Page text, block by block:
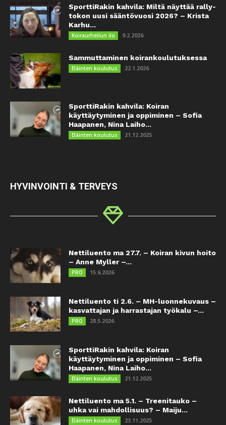
SporttiRakin kahvila: Miltä näyttää rally-
tokon uusi sääntövuosi 2026? – Krista
Karhu...
Koiraurheilun ilo 9.2.2026
Sammuttaminen koirankoulutuksessa
Eläinten koulutus 22.1.2026
SporttiRakin kahvila: Koiran
käyttäytyminen ja oppiminen – Sofia
Haapanen, Nina Laiho...
Eläinten koulutus 21.12.2025
HYVINVOINTI & TERVEYS
Nettiluento ma 27.7. – Koiran kivun hoito
– Anne Myller –...
PRO 15.6.2026
Nettiluento ti 2.6. – MH-luonnekuvaus –
kasvattajan ja harrastajan työkalu –...
PRO 28.5.2026
SporttiRakin kahvila: Koiran
käyttäytyminen ja oppiminen – Sofia
Haapanen, Nina Laiho...
Eläinten koulutus 21.12.2025
Nettiluento ma 5.1. – Treenitauko –
uhka vai mahdollisuus? – Maiju...
Eläinten koulutus 23.11.2025